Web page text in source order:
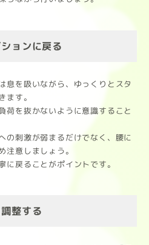
ョンに戻る
息を吸いながら、ゆっくりとスタ
ます。
荷を抜かないように意識すること
の刺激が弱まるだけでなく、腰に
注意しましょう。
に戻ることがポイントです。
整する